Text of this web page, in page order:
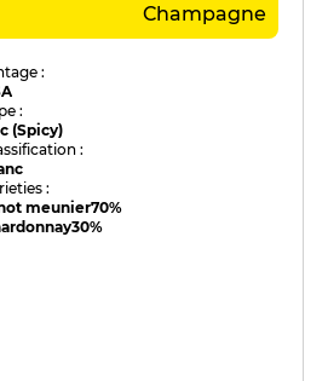
Champagne
:
:
(Spicy)
:
:
meunier70%
30%